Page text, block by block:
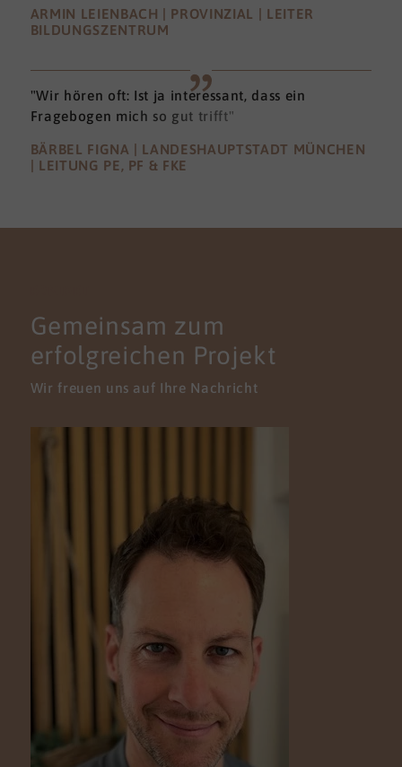
ARMIN LEIENBACH | PROVINZIAL | LEITER
BILDUNGSZENTRUM
"Wir hören oft: Ist ja interessant, dass ein
Fragebogen mich so gut trifft"
BÄRBEL FIGNA | LANDESHAUPTSTADT MÜNCHEN
| LEITUNG PE, PF & FKE
Gemeinsam zum
erfolgreichen Projekt
Wir freuen uns auf Ihre Nachricht